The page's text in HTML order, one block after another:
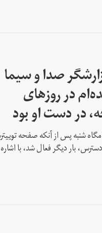
صدا و سیما
در روزهای
در دست او بود
شنبه پس از آنکه صفحه
بار دیگر فعال شد، با